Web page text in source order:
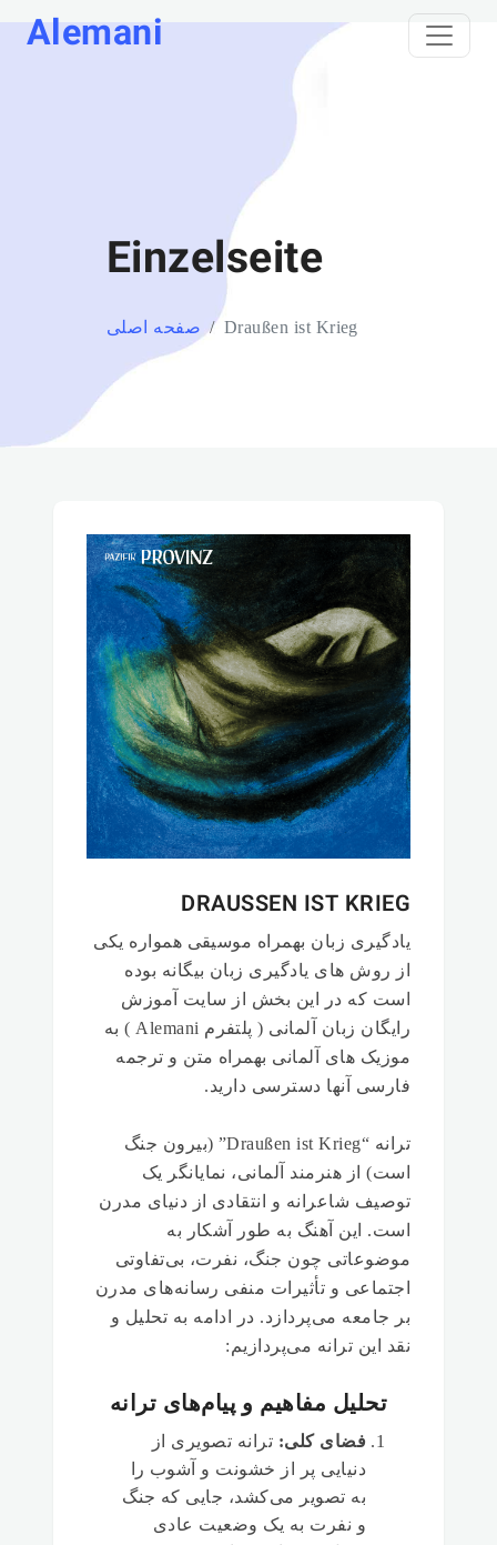
Alemani
Einzelseite
صفحه اصلی Draußen ist Krieg
DRAUSSEN IST KRIEG
یادگیری زبان بهمراه موسیقی همواره یکی
از روش های یادگیری زبان بیگانه بوده
است که در این بخش از سایت آموزش
رایگان زبان آلمانی ( پلتفرم Alemani ) به
موزیک های آلمانی بهمراه متن و ترجمه
فارسی آنها دسترسی دارید.
ترانه “Draußen ist Krieg”
(بیرون جنگ
است) از هنرمند آلمانی، نمایانگر یک
توصیف شاعرانه و انتقادی از دنیای مدرن
است. این آهنگ به طور آشکار به
موضوعاتی چون جنگ، نفرت، بی‌تفاوتی
اجتماعی و تأثیرات منفی رسانه‌های مدرن
بر جامعه می‌پردازد. در ادامه به تحلیل و
نقد این ترانه می‌پردازیم:
تحلیل مفاهیم و پیام‌های ترانه
فضای کلی: ترانه تصویری از
دنیایی پر از خشونت و آشوب را
به تصویر می‌کشد، جایی که جنگ
و نفرت به یک وضعیت عادی